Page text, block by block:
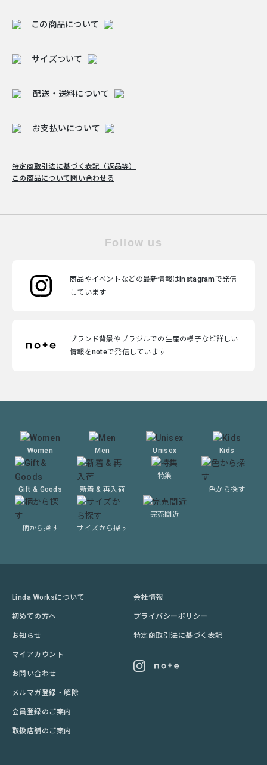
この商品について
サイズついて
配送・送料について
お支払いについて
特定商取引法に基づく表記（返品等）
この商品について問い合わせる
Follow us
商品やイベントなどの最新情報はinstagramで発信
しています
ブランド背景やブラジルでの生産の様子など詳しい
情報をnoteで発信しています
Women Men Unisex Kids
Gift & Goods 新着 & 再入荷
特集
色から探す
柄から探す サイズから探す
完売間近
Linda Worksについて
初めての方へ
お知らせ
マイアカウント
お問い合わせ
メルマガ登録・解除
会員登録のご案内
取扱店舗のご案内
会社情報
プライバシーポリシー
特定商取引法に基づく表記